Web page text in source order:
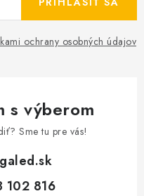
ochrany osobných údajov
s výberom
Sme tu pre vás!
102 816